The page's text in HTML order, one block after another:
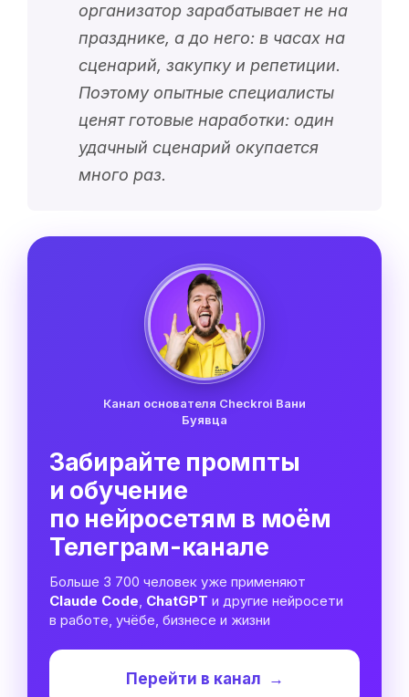
организатор зарабатывает не на
празднике, а до него: в часах на
сценарий, закупку и репетиции.
Поэтому опытные специалисты
ценят готовые наработки: один
удачный сценарий окупается
много раз.
Канал основателя Checkroi Вани
Буявца
Забирайте промпты
и обучение
по нейросетям в моём
Телеграм-канале
Больше 3 700 человек уже применяют
Claude Code, ChatGPT и другие нейросети
в работе, учёбе, бизнесе и жизни
Перейти в канал →